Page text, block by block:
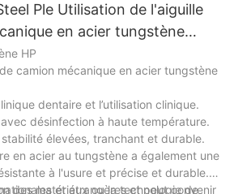
Ple Utilisation de l'aiguille
en acier tungstène
HP
camion mécanique en acier tungstène
dentaire et l’utilisation clinique.
désinfection à haute température.
élevées, tranchant et durable.
en acier au tungstène a également une
à l'usure et précise et durable.
et étrangères et peut convenir
des matériaux ou la technologie de